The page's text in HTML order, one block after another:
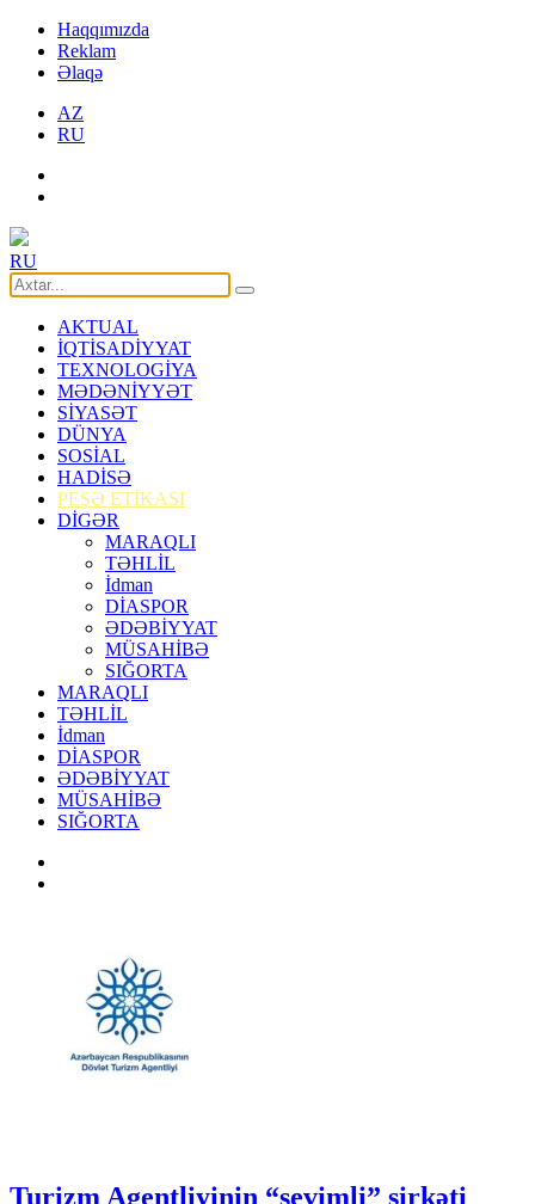
Haqqımızda
Reklam
Əlaqə
AZ
RU
RU
AKTUAL
İQTİSADİYYAT
TEXNOLOGİYA
MƏDƏNİYYƏT
SİYASƏT
DÜNYA
SOSİAL
HADİSƏ
PEŞƏ ETİKASI
DİGƏR
MARAQLI
TƏHLİL
İdman
DİASPOR
ƏDƏBİYYAT
MÜSAHİBƏ
SIĞORTA
MARAQLI
TƏHLİL
İdman
DİASPOR
ƏDƏBİYYAT
MÜSAHİBƏ
SIĞORTA
Turizm Agentliyinin “sevimli” şirkəti